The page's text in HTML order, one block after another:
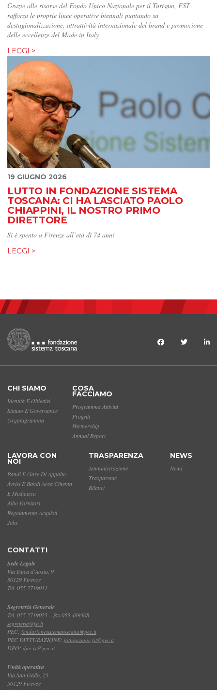
Grazie alle risorse del Fondo Unico Nazionale per il Turismo, FST
rafforza le proprie linee operative biennali puntando su
destagionalizzazione, attrattività internazionale del brand e promozione
delle eccellenze del Made in Italy
LEGGI >
19 GIUGNO 2026
LUTTO IN FONDAZIONE SISTEMA
TOSCANA: CI HA LASCIATO PAOLO
CHIAPPINI, IL NOSTRO PRIMO
DIRETTORE
Si è spento a Firenze all’età di 74 anni
LEGGI >
CHI SIAMO
Identità E Obiettivi
Statuto E Governance
Organigramma
COSA
FACCIAMO
Programma Attività
Progetti
Partnership
Annual Report
LAVORA CON
NOI
Bandi E Gare Di Appalto
Avvisi E Bandi Area Cinema
E Mediateca
Albo Fornitori
Regolamento Acquisti
Jobs
TRASPARENZA
Amministrazione
Trasparente
Bilanci
NEWS
News
CONTATTI
Sede Legale
Via Duca d'Aosta, 9
50129 Firenze
Tel. 055 2719011
Segreteria Generale
Tel. 055 2719025 – fax 055 489308
segreteria@fst.it
PEC: fondazionesistematoscana@pec.it
PEC FATTURAZIONE: fatturazione.fst@pec.it
DPO: dpo.fst@pec.it
Unità operativa
Via San Gallo, 25
50129 Firenze